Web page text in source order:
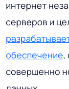
интернет
серверов и
обеспечение,
совершенно